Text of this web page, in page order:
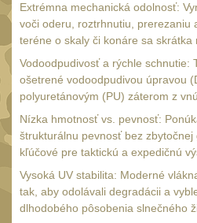
.223 (5.56mm)
.243 .260 (6.5mm)7
.270 .280 (7mm)
.30 .308 (7.62mm)11
12GA, 20GA 10
.40 .41 6
.44 .45 6
.357 .38 (9mm)7
Extrémna mechanická odolnosť:
voči oderu, roztrhnutiu, prerezaniu
teréne o skaly či konáre sa skrátka
Vodoodpudivosť a rýchle schnutie:
ošetrené vodoodpudivou úpravou
polyuretánovým (PU) záterom z
Nízka hmotnosť vs. pevnosť:
štrukturálnu pevnosť bez zbytočnej
kľúčové pre taktickú a expedičnú
Vysoká UV stabilita: Moderné
tak, aby odolávali degradácii a
dlhodobého pôsobenia slnečného